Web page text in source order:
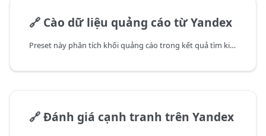
🔗 Cào dữ liệu quảng cáo từ Yandex
Preset này phân tích khối quảng cáo trong kết quả tìm kiếm Yandex và lưu kết quả dưới định dạng json.
🔗Đánh giá cạnh tranh trên Yandex